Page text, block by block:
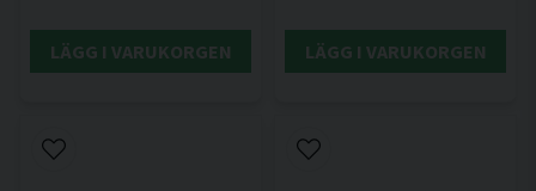
LÄGG I VARUKORGEN LÄGG I VARUKORGEN